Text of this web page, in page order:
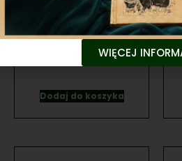
Przypinka PZŁ złota
na szpilce
zł
Dodaj do koszyka
WIĘCEJ